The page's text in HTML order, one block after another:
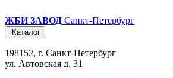
ЖБИ ЗАВОД Санкт-Петербург
Каталог
198152, г. Санкт-Петербург
ул. Автовская д. 31